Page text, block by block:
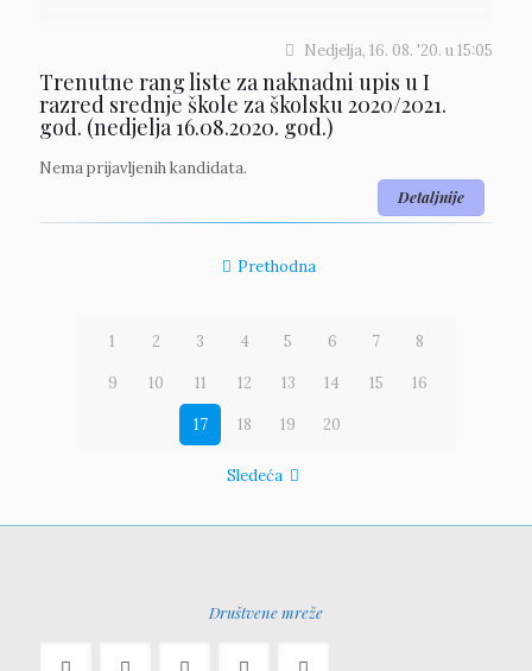
Nedjelja, 16. 08. '20. u15:05
Trenutne rang liste za naknadni upis u I
razred srednje škole za školsku 2020/2021.
god. (nedjelja 16.08.2020. god.)
Nema prijavljenih kandidata.
Detaljnije
Prethodna
1 2 3 4 5 6 7 8
9 10 11 12 13 14 15 16
17 18 19 20
Sledeća
Društvene mreže